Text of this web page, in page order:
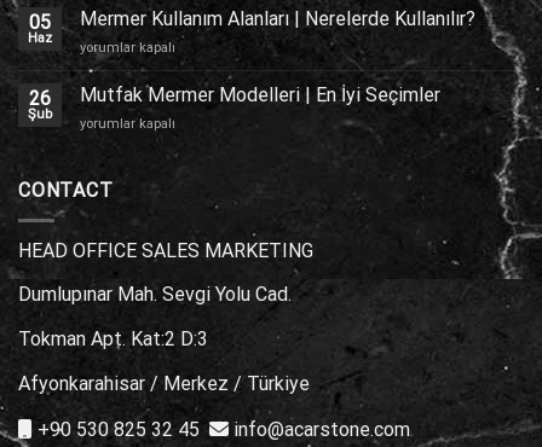
Kaplama
için
05
Haz
Mermer Kullanım Alanları | Nerelerde Kullanılır?
Mermer
Kullanım
Alanları
Nerelerde
yorumlar kapalı
26
Şub
Mutfak Mermer Modelleri | En İyi Seçimler
Mutfak
Mermer
|
Seçimler
yorumlar kapalı
CONTACT
HEAD OFFICE SALES MARKETING
Dumlupınar Mah. Sevgi Yolu Cad.
Tokman Apt. Kat:2 D:3
Afyonkarahisar / Merkez / Türkiye
+90 530 825 32 45
info@acarstone.com